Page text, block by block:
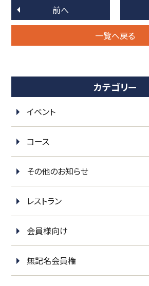
前へ
一覧へ戻る
カテゴリー
イベント
コース
その他のお知らせ
レストラン
会員様向け
無記名会員権